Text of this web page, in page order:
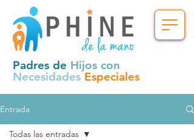
Padres de Hijos con
Necesidades Especiales
Entrada
Todas las entradas